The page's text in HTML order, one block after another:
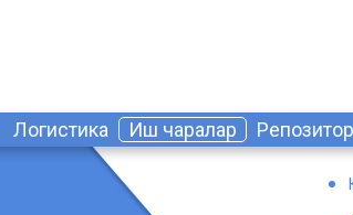
Логистика Иш чаралар